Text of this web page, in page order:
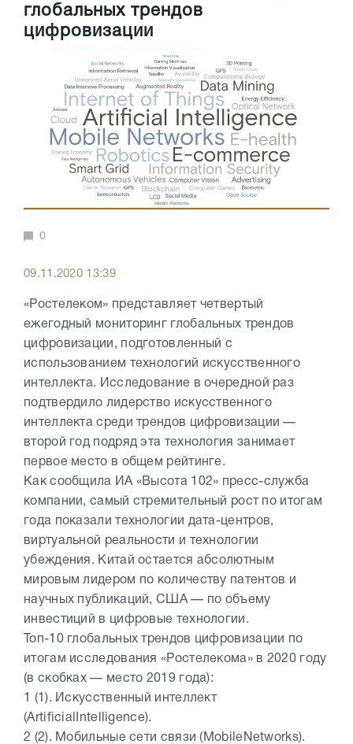
глобальных трендов
цифровизации
0
09.11.2020 13:39
«Ростелеком» представляет четвертый
ежегодный мониторинг глобальных трендов
цифровизации, подготовленный с
использованием технологий искусственного
интеллекта. Исследование в очередной раз
подтвердило лидерство искусственного
интеллекта среди трендов цифровизации —
второй год подряд эта технология занимает
первое место в общем рейтинге.
Как сообщила ИА «Высота 102» пресс-служба
компании, самый стремительный рост по итогам
года показали технологии дата-центров,
виртуальной реальности и технологии
убеждения. Китай остается абсолютным
мировым лидером по количеству патентов и
научных публикаций, США — по объему
инвестиций в цифровые технологии.
Топ-10 глобальных трендов цифровизации по
итогам исследования «Ростелекома» в 2020 году
(в скобках — место 2019 года):
1 (1). Искусственный интеллект
(ArtificialIntelligence).
2 (2). Мобильные сети связи (MobileNetworks).